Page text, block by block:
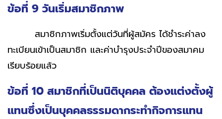
ข้อที่ 9 วันเริ่มสมาชิกภาพ
สมาชิกภาพเริ่มตั้งแต่วันที่ผู้สมัคร ได้ชำระค่าลง
ทะเบียนเข้าเป็นสมาชิก และค่าบำรุงประจำปีของสมาคม
เรียบร้อยแล้ว
ข้อที่ 10 สมาชิกที่เป็นนิติบุคคล ต้องแต่งตั้งผู้
แทนซึ่งเป็นบุคคลธรรมดากระทำกิจการแทน